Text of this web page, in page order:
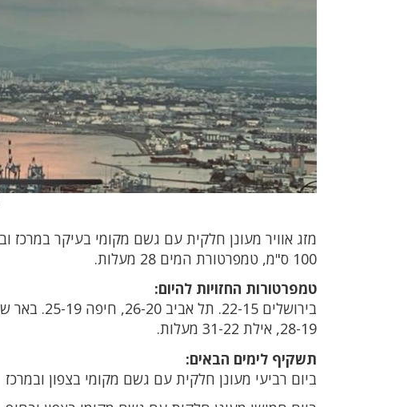
100 ס"מ, טמפרטורת המים 28 מעלות.
טמפרטורות החזויות להיום:
28-19, אילת 31-22 מעלות.
תשקיף לימים הבאים:
ביום רביעי מעונן חלקית עם גשם מקומי בצפון ובמרכז